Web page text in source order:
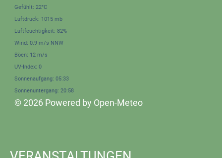
Gefühlt: 22°C
Luftdruck: 1015 mb
Luftfeuchtigkeit: 82%
Wind: 0.9 m/s NNW
Böen: 12 m/s
UV-Index: 0
Sonnenaufgang: 05:33
Sonnenuntergang: 20:58
© 2026 Powered by Open-Meteo